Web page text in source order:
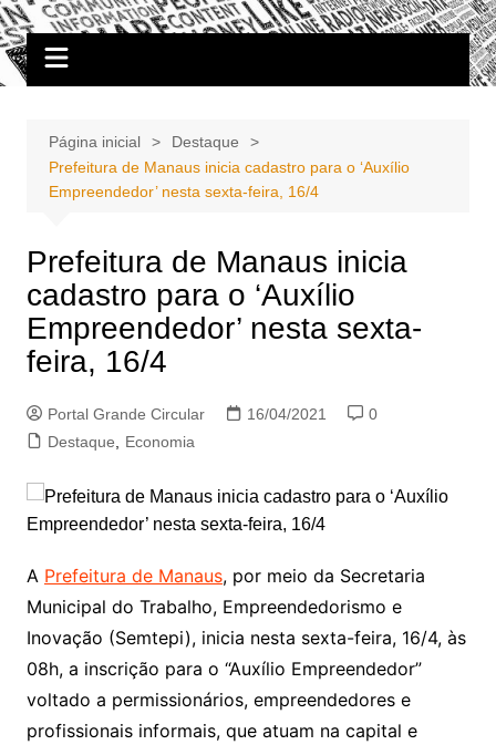
Ir
paraPortal Grande Circular
A zona Leste se encontra aqui!
Página inicial
Destaque
Prefeitura de Manaus inicia cadastro para o ‘Auxílio
Empreendedor’ nesta sexta-feira, 16/4
Prefeitura de Manaus inicia
cadastro para o ‘Auxílio
Empreendedor’ nesta sexta-
feira, 16/4
Portal Grande Circular 16/04/2021
0
Destaque
Economia
A Prefeitura de Manaus, por meio da Secretaria
Municipal do Trabalho, Empreendedorismo e
Inovação (Semtepi), inicia nesta sexta-feira, 16/4, às
08h, a inscrição para o “Auxílio Empreendedor”
voltado a permissionários, empreendedores e
profissionais informais, que atuam na capital e